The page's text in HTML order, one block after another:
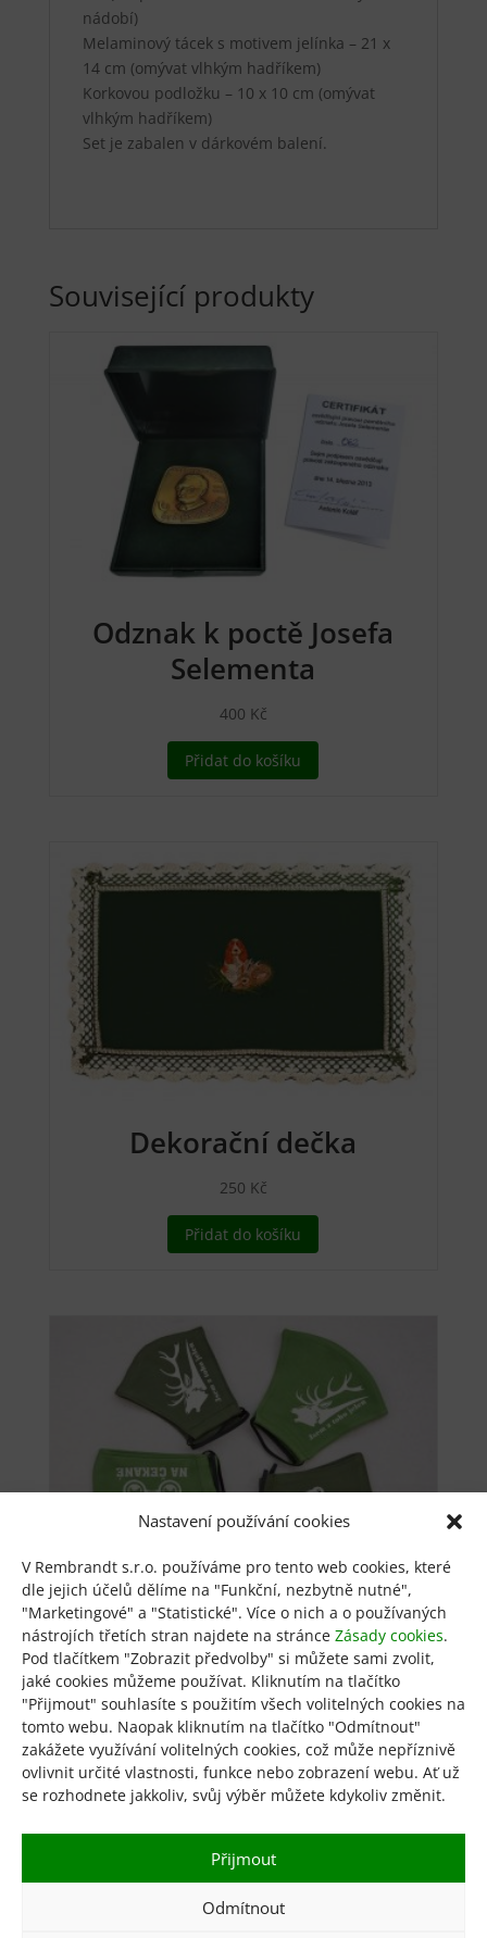
Nastavení používání cookies
V Rembrandt s.r.o. používáme pro tento web cookies, které
dle jejich účelů dělíme na "Funkční, nezbytně nutné",
"Marketingové" a "Statistické". Více o nich a o používaných
nástrojích třetích stran najdete na stránce Zásady cookies.
Pod tlačítkem "Zobrazit předvolby" si můžete sami zvolit,
jaké cookies můžeme používat. Kliknutím na tlačítko
"Přijmout" souhlasíte s použitím všech volitelných cookies na
tomto webu. Naopak kliknutím na tlačítko "Odmítnout"
zakážete využívání volitelných cookies, což může nepříznivě
ovlivnit určité vlastnosti, funkce nebo zobrazení webu. Ať už
se rozhodnete jakkoliv, svůj výběr můžete kdykoliv změnit.
Přijmout
Odmítnout
nádobí)
Melaminový tácek s motivem jelínka – 21 x
14 cm (omývat vlhkým hadříkem)
Korkovou podložku – 10 x 10 cm (omývat
vlhkým hadříkem)
Set je zabalen v dárkovém balení.
Související produkty
Odznak k poctě Josefa
Selementa
400 Kč
Přidat do košíku
Dekorační dečka
250 Kč
Přidat do košíku
Bavlněná obličejová maska
245Kč
Výběr možností
Tento
produkt
má
více
variant.
Možnosti
lze
na
Obchod KGR
GDPR
Obchodní podmínky
Zásady cookies
Kontakt